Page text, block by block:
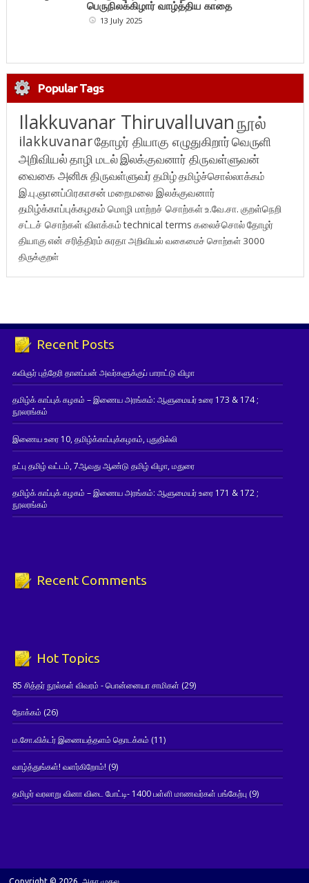
பெருநிலக்கிழார் வாழ்த்திய காதை
13 July 2025
Popular Tags
Ilakkuvanar Thiruvalluvanநூல்
ilakkuvanarதோழர் தியாகு எழுதுகிறார்வெருளி
அறிவியல்தாழி மடல்இலக்குவனார் திருவள்ளுவன்
வைகை அனிசுதிருவள்ளுவர்தமிழ்தமிழ்ச்சொல்லாக்கம்
இ.பு.ஞானப்பிரகாசன் மறைமலை இலக்குவனார்
தமிழ்க்காப்புக்கழகம் மொழி மாற்றச் சொற்கள்உ.வே.சா. குறள்நெறி
சட்டச் சொற்கள் விளக்கம்technical terms கலைச்சொல்தோழர்
தியாகுஎன் சரித்திரம்சுரதாஅறிவியல் வகைமைச் சொற்கள் 3000
திருக்குறள்
Recent Posts
கவிஞர் புத்தேரி தானப்பன் அவர்களுக்குப் பாராட்டு விழா
தமிழ்க் காப்புக் கழகம் – இணைய அரங்கம்: ஆளுமையர் உரை 173 & 174 ;
நூலரங்கம்
இணைய உரை 10, தமிழ்க்காப்புக்கழகம், புதுதில்லி
நட்பு தமிழ் வட்டம், 7ஆவது ஆண்டு தமிழ் விழா, மதுரை
தமிழ்க் காப்புக் கழகம் – இணைய அரங்கம்: ஆளுமையர் உரை 171 & 172 ;
நூலரங்கம்
Recent Comments
Hot Topics
85 சித்தர் நூல்கள் விவரம் - பொன்னையா சாமிகள் (29)
நோக்கம் (26)
ம.சோ.விக்டர் இணையத்தளம் தொடக்கம் (11)
வாழ்த்துங்கள்! வளர்கிறோம்! (9)
தமிழர் வரலாறு வினா விடை போட்டி- 1400 பள்ளி மாணவர்கள் பங்கேற்பு(9)
Copyright © 2026. அகர முதல